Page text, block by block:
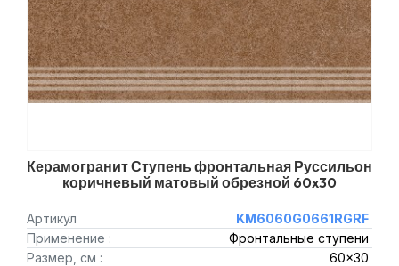
Керамогранит Ступень фронтальная Руссильон
коричневый матовый обрезной 60x30
Артикул
KM6060G0661RGRF
Применение :
Фронтальные ступени
Размер, см :
60x30